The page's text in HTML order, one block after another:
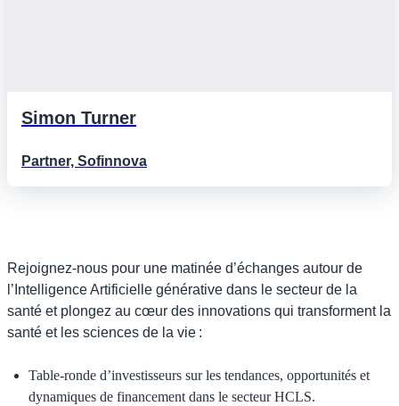
Simon Turner
Partner, Sofinnova
Rejoignez-nous pour une matinée d’échanges autour de
l’Intelligence Artificielle générative dans le secteur de la
santé et plongez au cœur des innovations qui transforment la
santé et les sciences de la vie :
Table-ronde d’investisseurs sur les tendances, opportunités et
dynamiques de financement dans le secteur HCLS.